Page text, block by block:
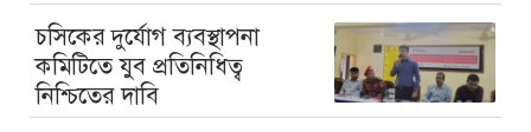
চসিকের দুর্যোগ ব্যবস্থাপনা
কমিটিতে যুব প্রতিনিধিত্ব
নিশ্চিতের দাবি